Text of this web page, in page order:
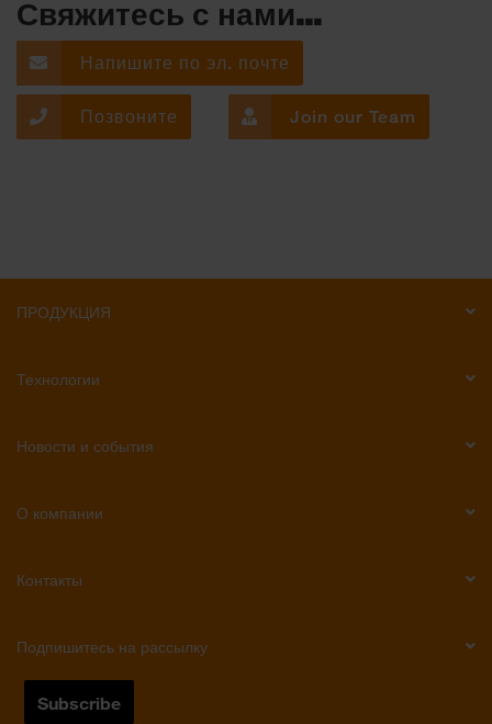
Свяжитесь с нами...
Напишите по эл. почте
Позвоните Join our Team
ПРОДУКЦИЯ
Технологии
Новости и события
О компании
Контакты
Подпишитесь на рассылку